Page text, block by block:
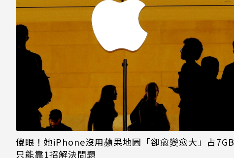
傻眼！她iPhone沒用蘋果地圖「卻愈變愈大」占7GB
只能靠1招解決問題